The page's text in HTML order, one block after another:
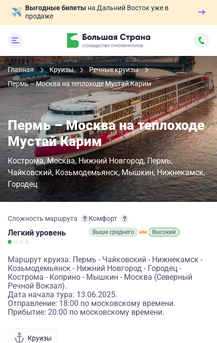
Выгодные билеты на Дальний Восток уже в
продаже
Главная Круизы
Речные круизы
Пермь – Москва на теплоходе Мустай Карим
Пермь – Москва на теплоходе
Мустай Карим
Кострома Москва Нижний Новгород Пермь
Чайковский Козьмодемьянск Мышкин Нижнекамск
Городец
Сложность маршрута
Легкий уровень
Комфорт
Выше среднего Высокий
Маршрут круиза: Пермь - Чайковский - Нижнекамск -
Козьмодемьянск - Нижний Новгород - Городец -
Кострома - Коприно - Мышкин - Москва (Северный
Речной Вокзал).
Дата начала тура: 13.06.2025.
Отправление: 18:00 по московскому времени.
Прибытие: 20:00 по московскому времени.
Круизы